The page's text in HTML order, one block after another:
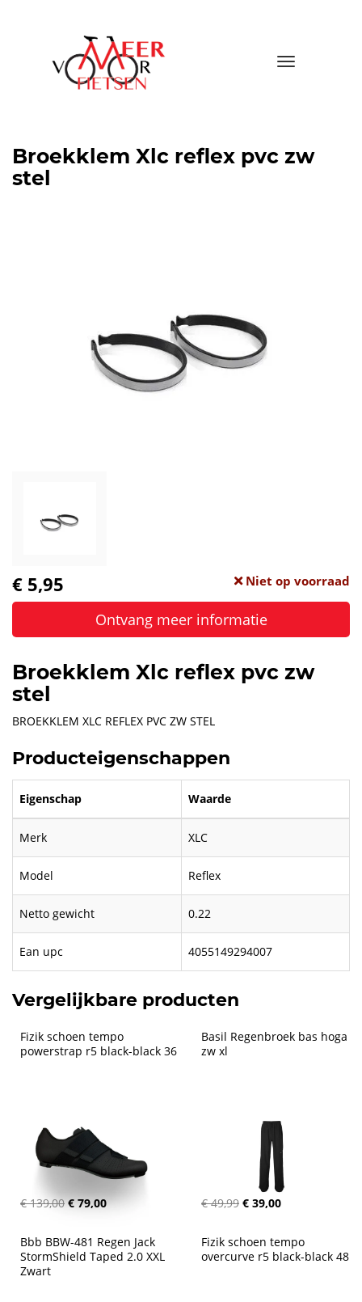
Toggle
Broekklem Xlc reflex pvc zw
stel
€ 5,95 Niet op voorraad
Ontvang meer informatie
Broekklem Xlc reflex pvc zw
stel
BROEKKLEM XLC REFLEX PVC ZW STEL
Producteigenschappen
Eigenschap Waarde
Merk XLC
Model Reflex
Netto gewicht 0.22
Ean upc 4055149294007
Vergelijkbare producten
Fizik schoen tempo
powerstrap r5 black-black 36
€ 139,00 € 79,00
Basil Regenbroek bas hoga
zw xl
€ 49,99 € 39,00
Bbb BBW-481 Regen Jack
StormShield Taped 2.0 XXL
Zwart
Fizik schoen tempo
overcurve r5 black-black 48